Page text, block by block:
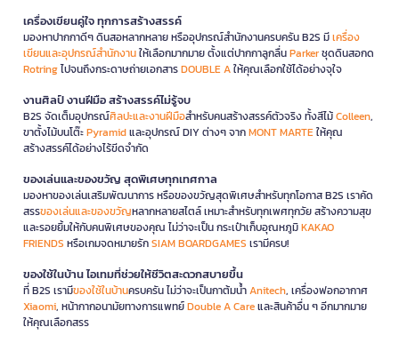
เครื่องเขียนคู่ใจ ทุกการสร้างสรรค์
มองหาปากกาดีๆ ดินสอหลากหลาย หรืออุปกรณ์สำนักงานครบครัน B2S มีเครื่อง
เขียนและอุปกรณ์สำนักงานให้เลือกมากมาย ตั้งแต่ปากกาลูกลื่นParkerชุดดินสอกด
Rotringไปจนถึงกระดาษถ่ายเอกสารDOUBLE Aให้คุณเลือกใช้ได้อย่างจุใจ
งานศิลป์ งานฝีมือ สร้างสรรค์ไม่รู้จบ
B2S จัดเต็มอุปกรณ์ศิลปะและงานฝีมือสำหรับคนสร้างสรรค์ตัวจริง ทั้งสีไม้Colleen,
ขาตั้งไม้บนโต๊ะPyramidและอุปกรณ์ DIY ต่างๆ จากMONT MARTEให้คุณ
สร้างสรรค์ได้อย่างไร้ขีดจำกัด
ของเล่นและของขวัญ สุดพิเศษทุกเทศกาล
มองหาของเล่นเสริมพัฒนาการ หรือของขวัญสุดพิเศษสำหรับทุกโอกาส B2S เราคัด
สรรของเล่นและของขวัญหลากหลายสไตล์ เหมาะสำหรับทุกเพศทุกวัย สร้างความสุข
และรอยยิ้มให้กับคนพิเศษของคุณ ไม่ว่าจะเป็น กระเป๋าเก็บอุณหภูมิKAKAO
FRIENDS หรือเกมจดหมายรักSIAM BOARDGAMES เรามีครบ!
ของใช้ในบ้าน ไอเทมที่ช่วยให้ชีวิตสะดวกสบายขึ้น
ที่ B2S เรามีของใช้ในบ้านครบครัน ไม่ว่าจะเป็นกาต้มน้ำAnitech, เครื่องฟอกอากาศ
Xiaomi, หน้ากากอนามัยทางการแพทย์Double A Careและสินค้าอื่น ๆ อีกมากมาย
ให้คุณเลือกสรร